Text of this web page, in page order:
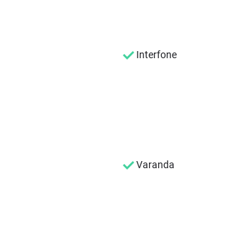
Interfone
Varanda